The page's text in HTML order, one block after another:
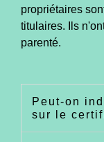
propriétaires
titulaires. Ils
parenté.
Peut-on
sur le